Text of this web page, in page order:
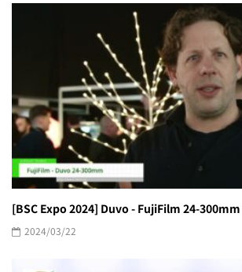
[BSC Expo 2024] Duvo - FujiFilm 24-
2024/03/22